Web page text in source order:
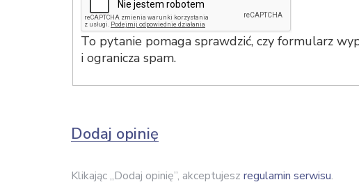
To pytanie pomaga sprawdzić, czy formularz
i ogranicza spam.
Dodaj opinię
Klikając „Dodaj opinię”, akceptujesz regulamin serwisu.